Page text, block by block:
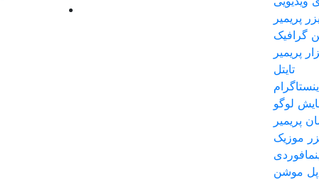
پریمیر
گرافیک
پریمیر
تایتل
لوگو
پریمیر
موزیک
موشن